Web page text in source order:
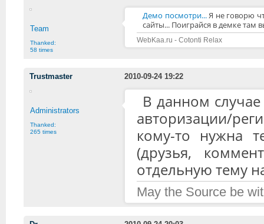
Team
Thanked:
58 times
Демо посмотри...Я не говорю
сайты... Поиграйся в демке
WebKaa.ru - Cotonti Relax
Trustmaster 2010-09-24 19:22
Administrators
Thanked:
265 times
В данном случае
авторизации/
кому-то нужна
(друзья,
отдельную тему
May the Source be